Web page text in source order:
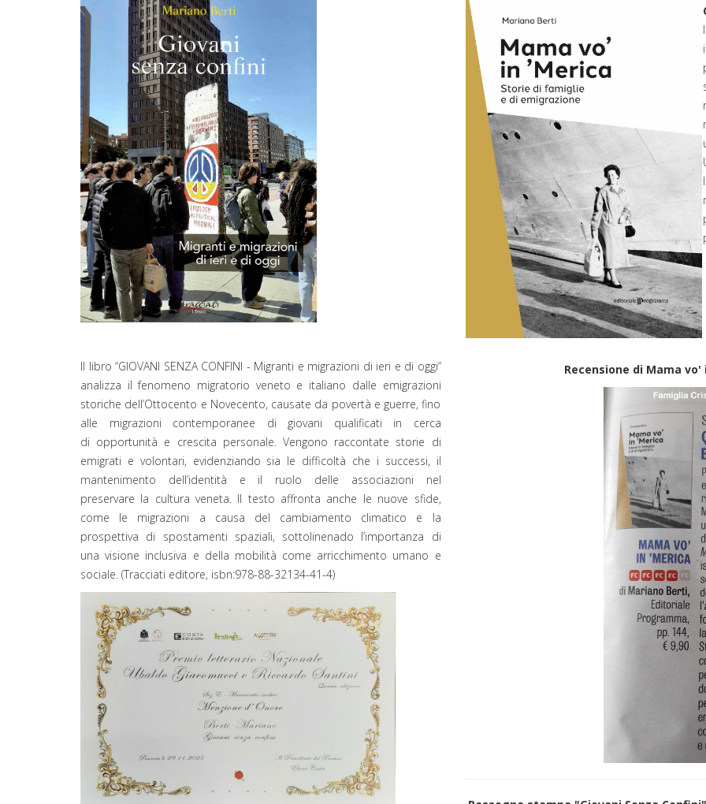
Il libro “GIOVANI SENZA CONFINI - Migranti e migrazioni di ieri e di oggi”
analizza il fenomeno migratorio veneto e italiano dalle emigrazioni
storiche dell’Ottocento e Novecento, causate da povertà e guerre, fino
alle migrazioni contemporanee di giovani qualificati in cerca
di opportunità e crescita personale. Vengono raccontate storie di
emigrati e volontari, evidenziando sia le difficoltà che i successi, il
mantenimento dell’identità e il ruolo delle associazioni nel
preservare la cultura veneta. Il testo affronta anche le nuove sfide,
come le migrazioni a causa del cambiamento climatico e la
prospettiva di spostamenti spaziali, sottolinenado l’importanza di
una visione inclusiva e della mobilità come arricchimento umano e
sociale. (Tracciati editore, isbn:978-88-32134-41-4)
Recensione di Mama